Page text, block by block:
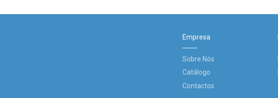
Empresa
Sobre Nós
Catálogo
Contactos